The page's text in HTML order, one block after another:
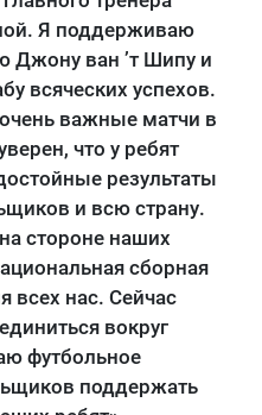
Я поддерживаю
Джону ван ’т Шипу и
всяческих успехов.
важные матчи в
что у ребят
результаты
и всю страну.
стороне наших
сборная
всех нас. Сейчас
вокруг
футбольное
поддержать